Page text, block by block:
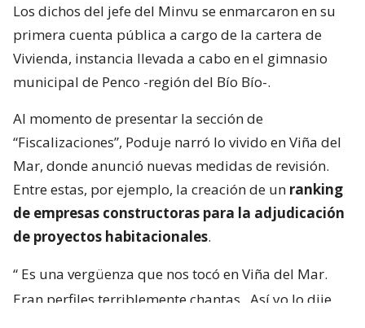
Los dichos del jefe del Minvu se enmarcaron en su
primera cuenta pública a cargo de la cartera de
Vivienda, instancia llevada a cabo en el gimnasio
municipal de Penco -región del Bío Bío-.
Al momento de presentar la sección de
“Fiscalizaciones”, Poduje narró lo vivido en Viña del
Mar, donde anunció nuevas medidas de revisión.
Entre estas, por ejemplo, la creación de un ranking
de empresas constructoras para la adjudicación
de proyectos habitacionales.
“ Es una vergüenza que nos tocó en Viña del Mar.
Eran perfiles terriblemente chantas
. Así yo lo dije.